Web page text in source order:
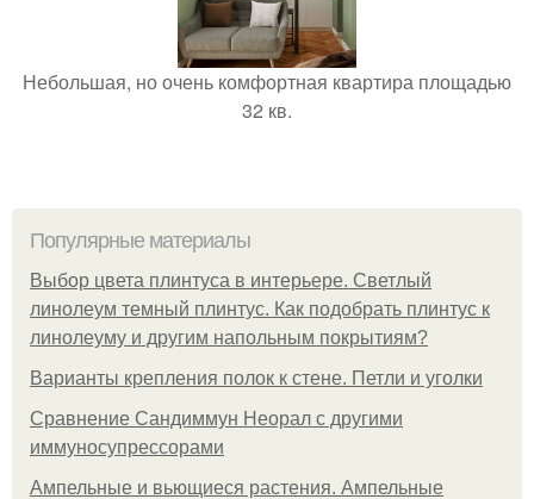
Небольшая, но очень комфортная квартира площадью
32 кв.
Популярные материалы
Выбор цвета плинтуса в интерьере. Светлый
линолеум темный плинтус. Как подобрать плинтус к
линолеуму и другим напольным покрытиям?
Варианты крепления полок к стене. Петли и уголки
Сравнение Сандиммун Неорал с другими
иммуносупрессорами
Ампельные и вьющиеся растения. Ампельные